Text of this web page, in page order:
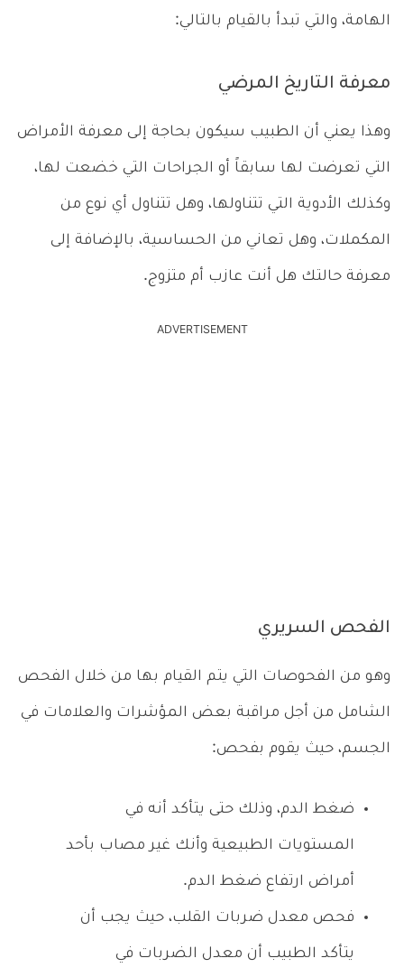
الهامة، والتي تبدأ بالقيام بالتالي:
معرفة التاريخ المرضي
وهذا يعني أن الطبيب سيكون بحاجة إلى معرفة الأمراض
التي تعرضت لها سابقاً أو الجراحات التي خضعت لها،
وكذلك الأدوية التي تتناولها، وهل تتناول أي نوع من
المكملات، وهل تعاني من الحساسية، بالإضافة إلى
معرفة حالتك هل أنت عازب أم متزوج.
ADVERTISEMENT
الفحص السريري
وهو من الفحوصات التي يتم القيام بها من خلال الفحص
الشامل من أجل مراقبة بعض المؤشرات والعلامات في
الجسم، حيث يقوم بفحص:
ضغط الدم، وذلك حتى يتأكد أنه في
المستويات الطبيعية وأنك غير مصاب بأحد
أمراض ارتفاع ضغط الدم.
فحص معدل ضربات القلب، حيث يجب أن
يتأكد الطبيب أن معدل الضربات في